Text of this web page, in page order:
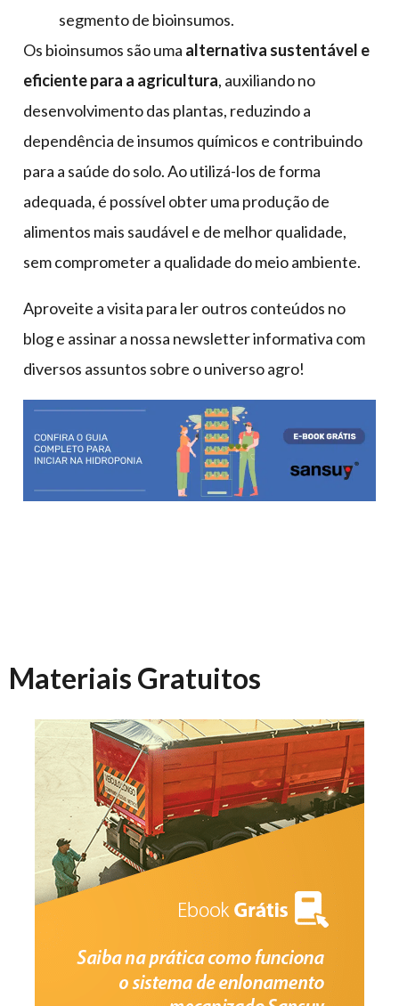
segmento de bioinsumos.
Os bioinsumos são uma alternativa sustentável e
eficiente para a agricultura, auxiliando no
desenvolvimento das plantas, reduzindo a
dependência de insumos químicos e contribuindo
para a saúde do solo. Ao utilizá-los de forma
adequada, é possível obter uma produção de
alimentos mais saudável e de melhor qualidade,
sem comprometer a qualidade do meio ambiente.
Aproveite a visita para ler outros conteúdos no
blog e assinar a nossa newsletter informativa com
diversos assuntos sobre o universo agro!
Materiais Gratuitos